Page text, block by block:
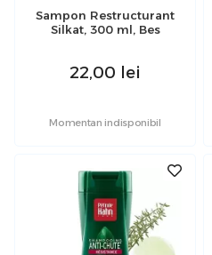
Sampon Restructurant
Silkat, 300 ml, Bes
22,00 lei
Momentan indisponibil